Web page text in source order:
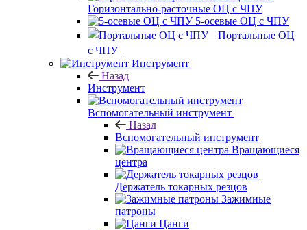
Горизонтально-расточные ОЦ с ЧПУ
5-осевые ОЦ с ЧПУ
Портальные ОЦ
с ЧПУ
Инструмент
Назад
Инструмент
Вспомогательный инструмент
Назад
Вспомогательный инструмент
Вращающиеся
центра
Держатель токарных резцов
Зажимные
патроны
Цанги